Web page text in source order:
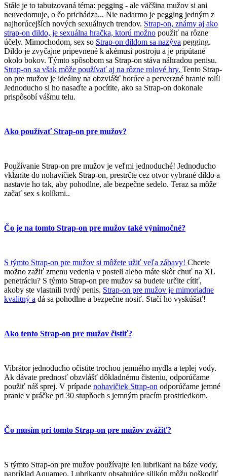
Stále je to tabuizovaná téma: pegging - ale väčšina mužov si ani
neuvedomuje, o čo prichádza... Nie nadarmo je pegging jedným z
najhorúcejších nových sexuálnych trendov. Strap-on, známy aj ako
strap-on dildo, je sexuálna hračka, ktorú možno použiť na rôzne
účely. Mimochodom, sex so Strap-on dildom sa nazýva pegging.
Dildo je zvyčajne pripevnené k akémusi postroju a je pripútané
okolo bokov. Týmto spôsobom sa Strap-on stáva náhradou penisu.
Strap-on sa však môže používať aj na rôzne rolové hry. Tento Strap-
on pre mužov je ideálny na obzvlášť horúce a perverzné hranie rolí!
Jednoducho si ho nasaďte a pocítite, ako sa Strap-on dokonale
prispôsobí vášmu telu.
Ako používať Strap-on pre mužov?
Používanie Strap-on pre mužov je veľmi jednoduché! Jednoducho
vkĺznite do nohavičiek Strap-on, prestrčte cez otvor vybrané dildo a
nastavte ho tak, aby pohodlne, ale bezpečne sedelo. Teraz sa môže
začať sex s kolíkmi..
Čo je na tomto Strap-on pre mužov také výnimočné?
S týmto Strap-on pre mužov si môžete užiť veľa zábavy! Chcete
možno zažiť zmenu vedenia v posteli alebo máte skôr chuť na XL
penetráciu? S týmto Strap-on pre mužov sa budete určite cítiť,
akoby ste vlastnili tvrdý penis. Strap-on pre mužov je mimoriadne
kvalitný a dá sa pohodlne a bezpečne nosiť. Stačí ho vyskúšať!
Ako tento Strap-on pre mužov čistiť?
Vibrátor jednoducho očistite trochou jemného mydla a teplej vody.
Ak dávate prednosť obzvlášť dôkladnému čisteniu, odporúčame
použiť náš sprej. V prípade nohavičiek Strap-on odporúčame jemné
pranie v práčke pri 30 stupňoch s jemným pracím prostriedkom.
Čo musím pri tomto Strap-on pre mužov zvážiť?
S týmto Strap-on pre mužov používajte len lubrikant na báze vody,
napríklad Aquameo. Lubrikanty obsahujúce silikón môžu poškodiť